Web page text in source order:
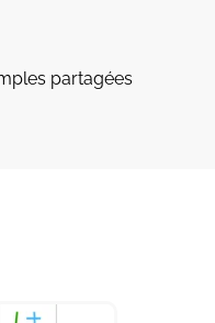
partagées